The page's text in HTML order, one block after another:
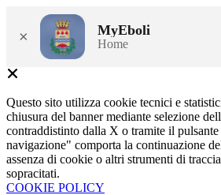
× MyEboli
Home
Questo sito utilizza cookie tecnici e
chiusura del banner mediante selezione
contraddistinto dalla X o tramite il
navigazione" comporta la continuazione
assenza di cookie o altri strumenti di
sopracitati.
COOKIE POLICY